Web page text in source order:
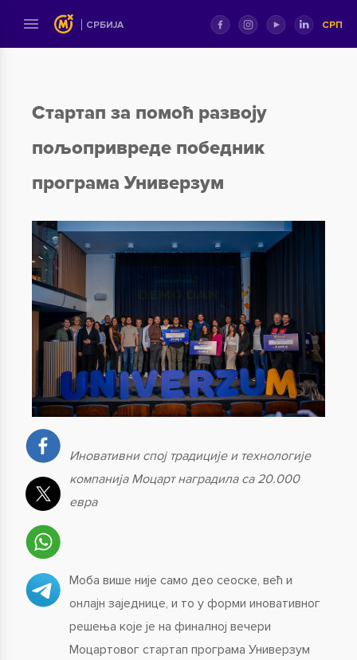
СРБИЈА СРП
Стартап за помоћ развоју
пољопривреде победник
програма Универзум
Иновативни спој традиције и технологије
компанија Моцарт наградила са 20.000
евра
Моба више није само део сеоске, већ и
онлајн заједнице, и то у форми иновативног
решења које је на финалној вечери
Моцартовог стартап програма Универзум